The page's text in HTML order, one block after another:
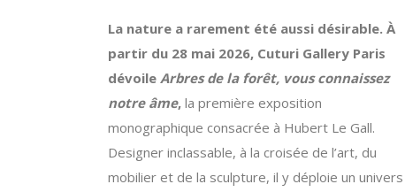
La nature a rarement été aussi désirable. À
partir du 28 mai 2026, Cuturi Gallery Paris
dévoile Arbres de la forêt, vous connaissez
notre âme, la première exposition
monographique consacrée à Hubert Le Gall.
Designer inclassable, à la croisée de l’art, du
mobilier et de la sculpture, il y déploie un univers